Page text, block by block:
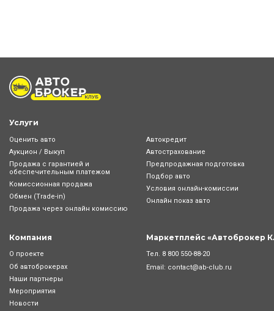
Услуги
Оценить авто
Аукцион / Выкуп
Продажа с гарантией и
обеспечительным платежом
Комиссионная продажа
Обмен (Trade-in)
Продажа через онлайн комиссию
Автокредит
Автострахование
Предпродажная подготовка
Подбор авто
Условия онлайн-комиcсии
Онлайн показ авто
Компания
О проекте
Об автоброкерах
Наши партнеры
Мероприятия
Новости
Маркетплейс «Автоброкер
Тел. 8 800 550-88-20
Email: contact@ab-club.ru